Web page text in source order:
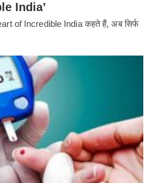
India’
of Incredible India कहते हैं, अब सिर्फ